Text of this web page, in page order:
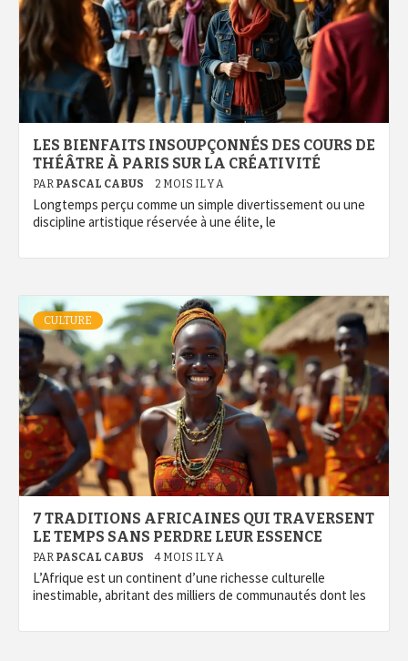
LES BIENFAITS INSOUPÇONNÉS DES COURS DE
THÉÂTRE À PARIS SUR LA CRÉATIVITÉ
PAR PASCAL CABUS 2 MOIS IL Y A
Longtemps perçu comme un simple divertissement ou une
discipline artistique réservée à une élite, le
CULTURE
7 TRADITIONS AFRICAINES QUI TRAVERSENT
LE TEMPS SANS PERDRE LEUR ESSENCE
PAR PASCAL CABUS 4 MOIS IL Y A
L’Afrique est un continent d’une richesse culturelle
inestimable, abritant des milliers de communautés dont les